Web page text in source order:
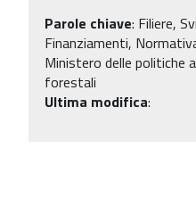
Parole chiave: Filiere,
Finanziamenti,
Ministero delle politiche
forestali
Ultima modifica: